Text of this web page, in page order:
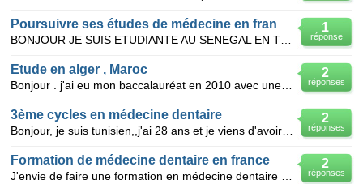
1
réponse
2
réponses
Etude en alger , Maroc
2
réponses
3ème cycles en médecine dentaire
2
réponses
Formation de médecine dentaire en france